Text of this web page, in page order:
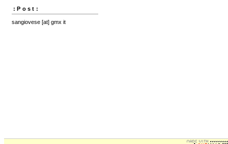
:Post:
sangiovese [at] gmx it